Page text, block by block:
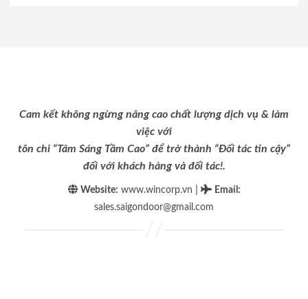
Cam kết không ngừng nâng cao chất lượng dịch vụ & làm
việc với
tôn chỉ “Tâm Sáng Tầm Cao” để trở thành “Đối tác tin cậy”
đối với khách hàng và đối tác!.
Website: www.wincorp.vn Email :
sales.saigondoor@gmail.com